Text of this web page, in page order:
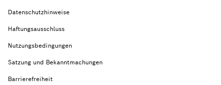
Datenschutzhinweise
Haftungsausschluss
Nutzungsbedingungen
Satzung und Bekanntmachungen
Barrierefreiheit